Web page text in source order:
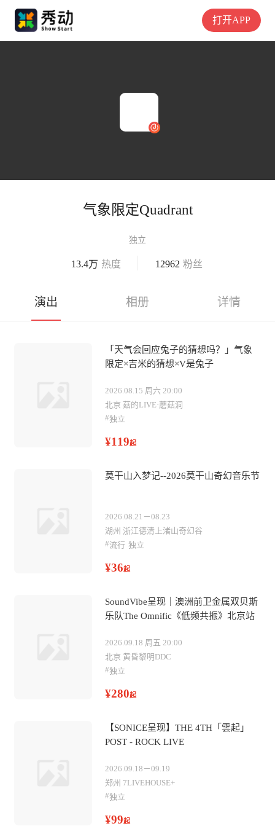
打开APP
气象限定Quadrant
独立
13.4万 热度 12962 粉丝
演出 相册 详情
「天气会回应兔子的猜想吗？」气象
限定×吉米的猜想×V是兔子
2026.08.15 周六 20:00
北京 菇的LIVE·蘑菇洞
#独立
¥119起
莫干山入梦记--2026莫干山奇幻音乐节
2026.08.21－08.23
湖州 浙江德清上渚山奇幻谷
#流行 独立
¥36起
SoundVibe呈现｜澳洲前卫金属双贝斯
乐队The Omnific《低频共振》北京站
2026.09.18 周五 20:00
北京 黄昏黎明DDC
#独立
¥280起
【SONICE呈现】THE 4TH「雲起」
POST - ROCK LIVE
2026.09.18－09.19
郑州 7LIVEHOUSE+
#独立
¥99起